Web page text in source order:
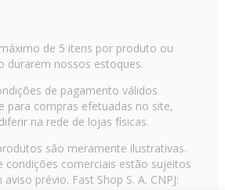
de 5 itens por produto ou
durarem nossos estoques.
de pagamento válidos
para compras efetuadas no site,
na rede de lojas físicas.
são meramente ilustrativas.
condições comerciais estão sujeitos
prévio. Fast Shop S. A. CNPJ: